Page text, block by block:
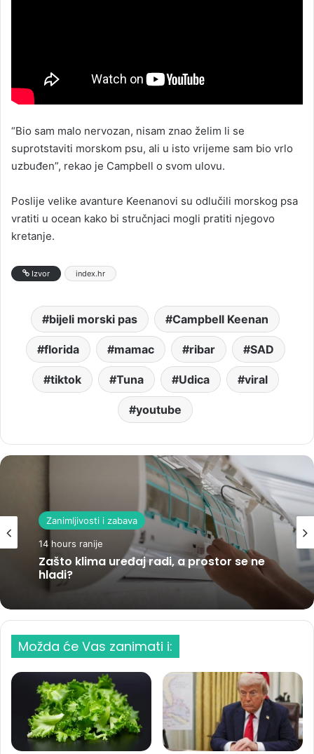
“Bio sam malo nervozan, nisam znao želim li se
suprotstaviti morskom psu, ali u isto vrijeme sam bio vrlo
uzbuđen”, rekao je Campbell o svom ulovu.
Poslije velike avanture Keenanovi su odlučili morskog psa
vratiti u ocean kako bi stručnjaci mogli pratiti njegovo
kretanje.
Izvor index.hr
bijeli morski pas Campbell Keenan
florida mamac ribar SAD
tiktok Tuna Udica viral
youtube
Zanimljivosti i zabava
14 hours ranije
Zašto klima uređaj radi, a prostor se ne
hladi?
Možda će Vas zanimati i: